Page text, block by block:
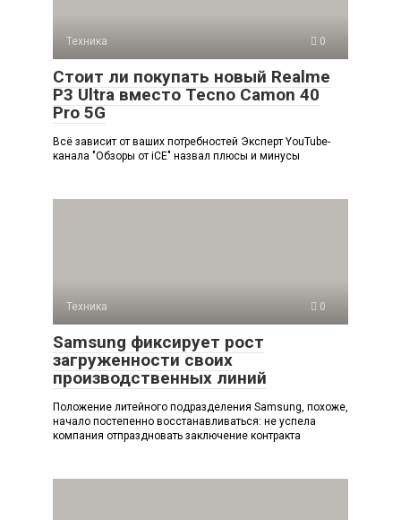
Техника 0
Стоит ли покупать новый Realme
P3 Ultra вместо Tecno Camon 40
Pro 5G
Всё зависит от ваших потребностей Эксперт YouTube-
канала "Обзоры от iCE" назвал плюсы и минусы
Техника 0
Samsung фиксирует рост
загруженности своих
производственных линий
Положение литейного подразделения Samsung, похоже,
начало постепенно восстанавливаться: не успела
компания отпраздновать заключение контракта